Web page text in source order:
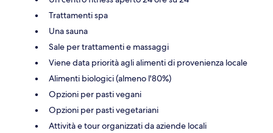
Trattamenti spa
Una sauna
Sale per trattamenti e massaggi
Viene data priorità agli alimenti di provenienza locale
Alimenti biologici (almeno l'80%)
Opzioni per pasti vegani
Opzioni per pasti vegetariani
Attività e tour organizzati da aziende locali